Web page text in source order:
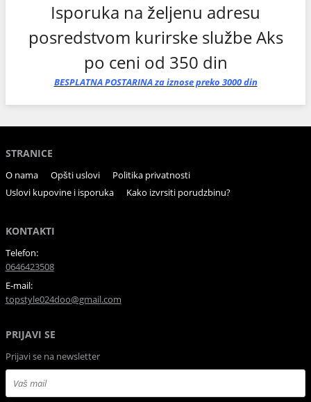
Isporuka na željenu adresu
posredstvom kurirske službe Aks
po ceni od 350 din
BESPLATNAPOSTARINAza iznose preko 3000 din
STRANICE
O nama Opšti uslovi
Politika privatnosti
Uslovi kupovine i isporuka
Kako izvrsiti porudzbinu?
KONTAKTI
Telefon:
0646423508
E-mail:
topstyle024doo@gmail.com
PRIJAVI SE
Prijavi se na newsletter